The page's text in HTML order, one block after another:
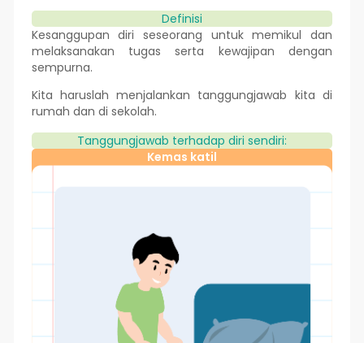
Definisi
Kesanggupan diri seseorang untuk memikul dan
melaksanakan tugas serta kewajipan dengan
sempurna.
Kita haruslah menjalankan tanggungjawab kita di
rumah dan di sekolah.
Tanggungjawab terhadap diri sendiri:
Kemas katil